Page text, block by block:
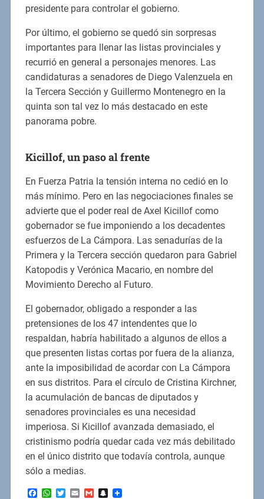
presidente para controlar el gobierno.
Por último, el gobierno se quedó sin sorpresas
importantes para llenar las listas provinciales y
recurrió en general a personajes menores. Las
candidaturas a senadores de Diego Valenzuela en
la Tercera Sección y Guillermo Montenegro en la
quinta son tal vez lo más destacado en este
panorama pobre.
Kicillof, un paso al frente
En Fuerza Patria la tensión interna no cedió en lo
más mínimo. Pero en las negociaciones finales se
advierte que el poder real de Axel Kicillof como
gobernador se fue imponiendo a los decadentes
esfuerzos de La Cámpora. Las senadurías de la
Primera y la Tercera sección quedaron para Gabriel
Katopodis y Verónica Macario, en nombre del
Movimiento Derecho al Futuro.
El gobernador, obligado a responder a las
pretensiones de los 47 intendentes que lo
respaldan, habría habilitado a algunos de ellos a
que presenten listas cortas por fuera de la alianza,
ante la imposibilidad de acordar con La Cámpora
en sus distritos. Para el círculo de Cristina Kirchner,
la acumulación de bancas de diputados y
senadores provinciales es una necesidad
imperiosa. Si Kicillof avanzada demasiado, el
cristinismo podría quedar cada vez más debilitado
en el único distrito que todavía controla, aunque
sólo a medias.
Facebook
WhatsApp
Twitter
EmailGmailSnapchat